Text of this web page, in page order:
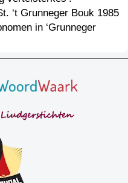
‘t Grunneger Bouk 1985
in ‘Grunneger